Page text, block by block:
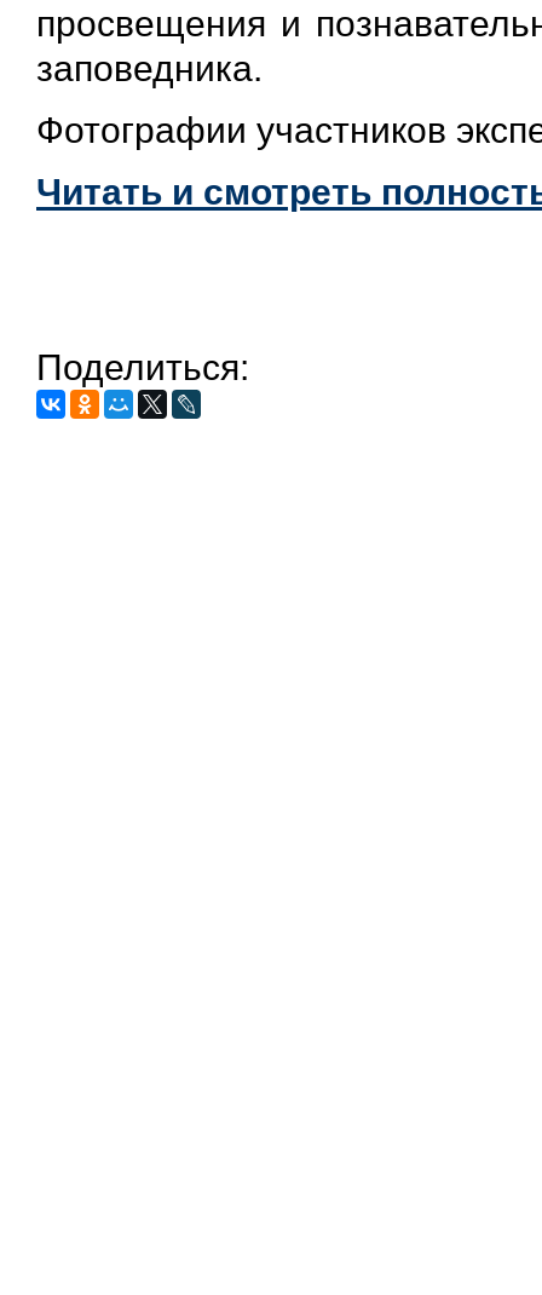
просвещения и
заповедника.
Фотографии участников
Читать и смотреть
Поделиться: